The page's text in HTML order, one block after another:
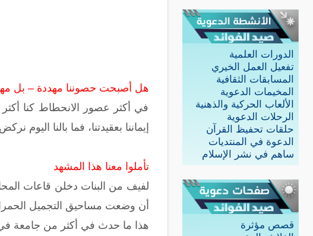
الدورات العلمية
تفعيل العمل الخيري
المسابقات الثقافية
المخيمات الدعوية
الألعاب الحركية والذهنية
الرحلات الدعوية
حلقات تحفيظ القرآن
الدعوة في المنتديات
ساهم في نشر الإسلام
قصص مؤثرة
هل أصبحت حصوننا مهددة – بل
في أكثر عصور الانحطاط كنا أكثر
إيماننا بعقيدتنا، فما بالنا
تأملوا معنا هذا المشهد
أن وضعت مساحيق التجميل الحمراء
هذا ما حدث في أكثر من جامعة في